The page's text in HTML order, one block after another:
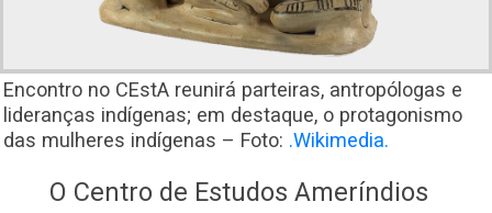
Encontro no CEstA reunirá parteiras, antropólogas e
lideranças indígenas; em destaque, o protagonismo
das mulheres indígenas – Foto: .Wikimedia.
O Centro de Estudos Ameríndios